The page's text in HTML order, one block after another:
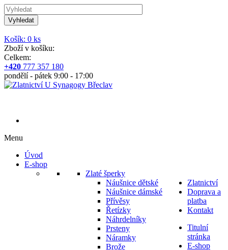
Vyhledat
Košík: 0 ks
Zboží v košíku:
Celkem:
+420 777 357 180
pondělí - pátek 9:00 - 17:00
Menu
Úvod
E-shop
Zlaté šperky
Náušnice dětské
Náušnice dámské
Přívěsy
Řetízky
Náhrdelníky
Prsteny
Náramky
Brože
Zlatnictví
Doprava a
platba
Kontakt
Titulní
stránka
E-shop